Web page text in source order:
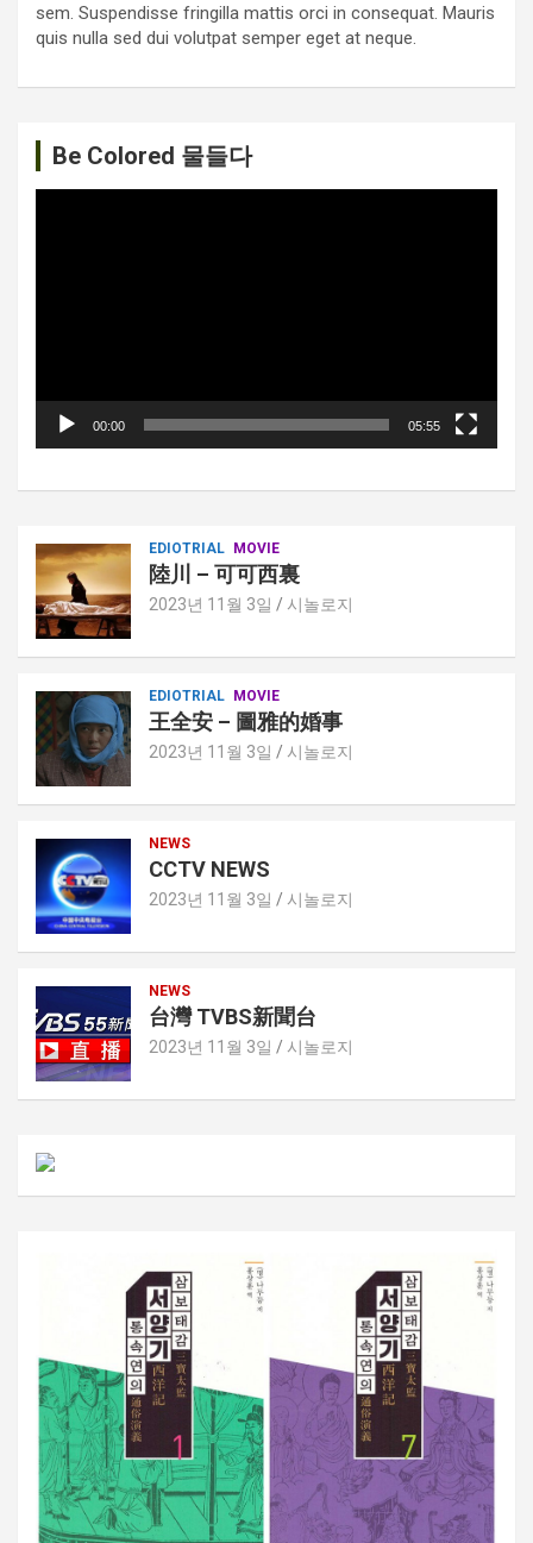
sem. Suspendisse fringilla mattis orci in consequat. Mauris
quis nulla sed dui volutpat semper eget at neque.
Be Colored 물들다
00:00 05:55
EDIOTRIAL MOVIE
陸川 – 可可西裏
2023년 11월 3일 시놀로지
EDIOTRIAL MOVIE
王全安 – 圖雅的婚事
2023년 11월 3일 시놀로지
NEWS
CCTV NEWS
2023년 11월 3일 시놀로지
NEWS
台灣 TVBS新聞台
2023년 11월 3일 시놀로지